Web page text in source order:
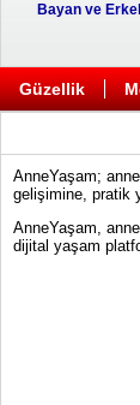
Bayan ve
Güzellik
AnneYaşam;
gelişimine, pratik
AnneYaşam,
dijital yaşam